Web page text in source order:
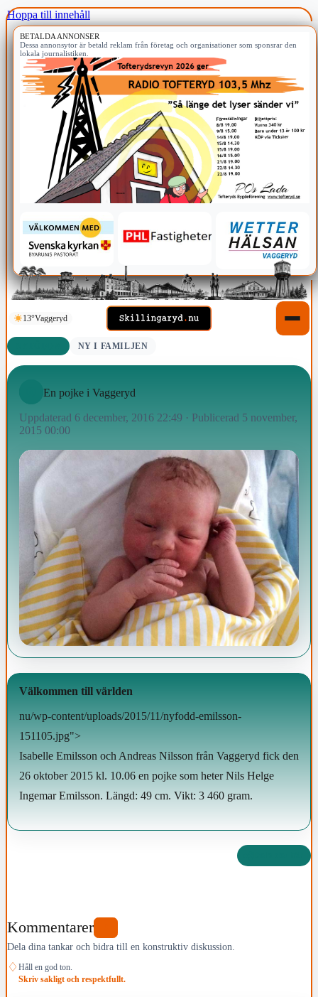
Hoppa till innehåll
BETALDA ANNONSER
Dessa annonsytor är betald reklam från företag och organisationer som sponsrar den
lokala journalistiken.
13°Vaggeryd
NY I FAMILJEN
En pojke i Vaggeryd
Uppdaterad 6 december, 2016 22:49 · Publicerad 5 november,
2015 00:00
Välkommen till världen
nu/wp-content/uploads/2015/11/nyfodd-emilsson-
151105.jpg">
Isabelle Emilsson och Andreas Nilsson från Vaggeryd fick den
26 oktober 2015 kl. 10.06 en pojke som heter Nils Helge
Ingemar Emilsson. Längd: 49 cm. Vikt: 3 460 gram.
Kommentarer
Dela dina tankar och bidra till en konstruktiv diskussion.
♢ Håll en god ton.
Skriv sakligt och respektfullt.